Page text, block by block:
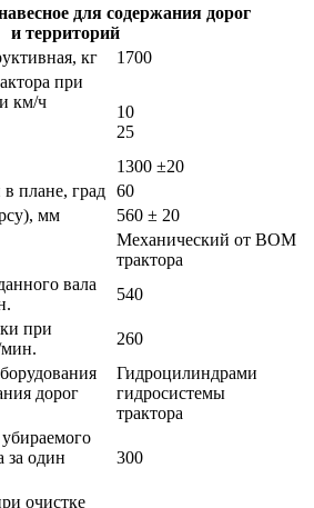
для содержания дорог
и территорий
кг
1700
при
км/ч
10
25
1300 ±20
плане, град 60
мм
560 ± 20
Механический от ВОМ
трактора
вала
540
при
260
дорог
Гидроцилиндрами
гидросистемы
трактора
за один
300
очистке